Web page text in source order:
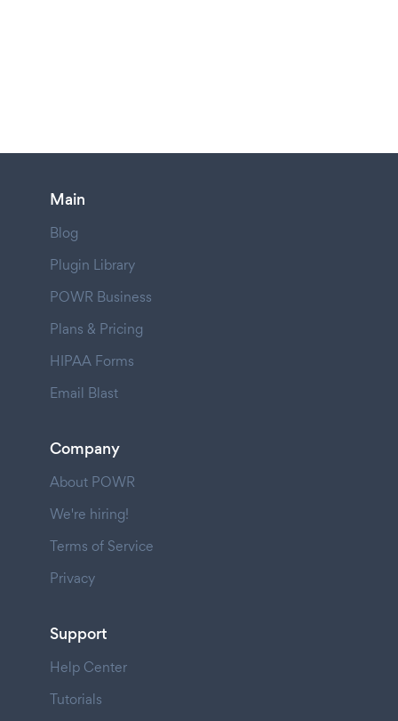
Main
Blog
Plugin Library
POWR Business
Plans & Pricing
HIPAA Forms
Email Blast
Company
About POWR
We're hiring!
Terms of Service
Privacy
Support
Help Center
Tutorials